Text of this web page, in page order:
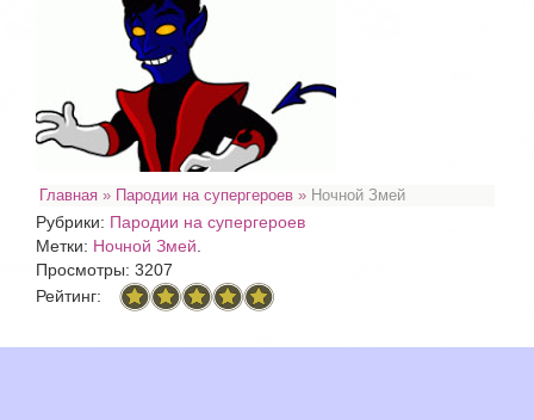
Главная » Пародии на супергероев » Ночной Змей
Рубрики: Пародии на супергероев
Метки: Ночной Змей
Просмотры: 3207
Рейтинг: